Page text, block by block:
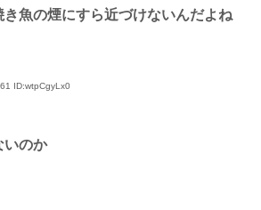
魚の煙にすら近づけないんだよね
ID:wtpCgyLx0
いのか